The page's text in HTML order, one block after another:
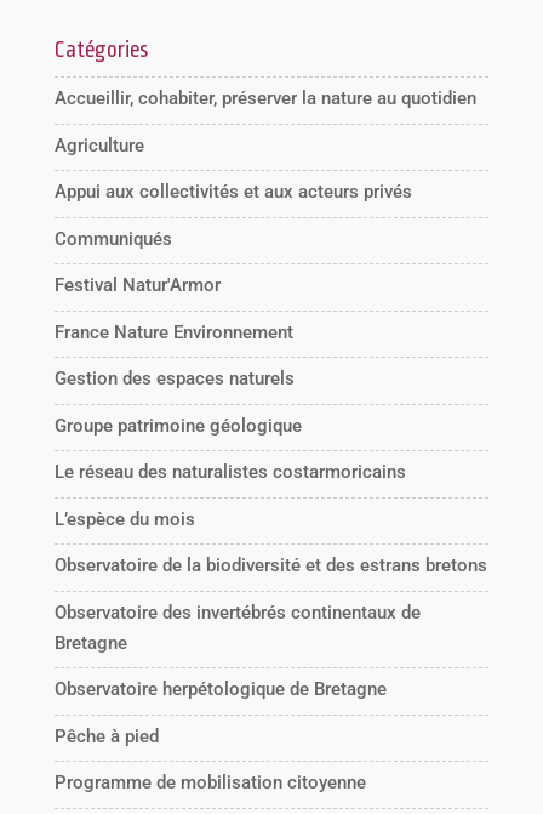
Catégories
Accueillir, cohabiter, préserver la nature au quotidien
Agriculture
Appui aux collectivités et aux acteurs privés
Communiqués
Festival Natur'Armor
France Nature Environnement
Gestion des espaces naturels
Groupe patrimoine géologique
Le réseau des naturalistes costarmoricains
L’espèce du mois
Observatoire de la biodiversité et des estrans bretons
Observatoire des invertébrés continentaux de
Bretagne
Observatoire herpétologique de Bretagne
Pêche à pied
Programme de mobilisation citoyenne